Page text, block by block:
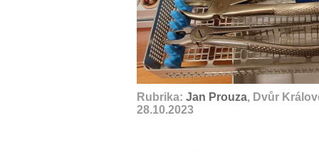
Rubrika: Jan Prouza, Dvůr
28.10.2023